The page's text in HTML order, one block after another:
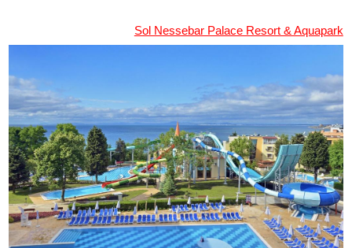
Sol Nessebar Palace Resort & Aquapark